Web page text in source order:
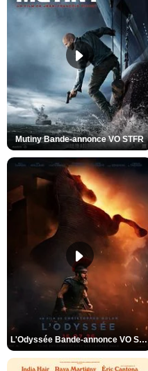
Mutiny Bande-annonce VO STFR
L'Odyssée Bande-annonce VO STFR